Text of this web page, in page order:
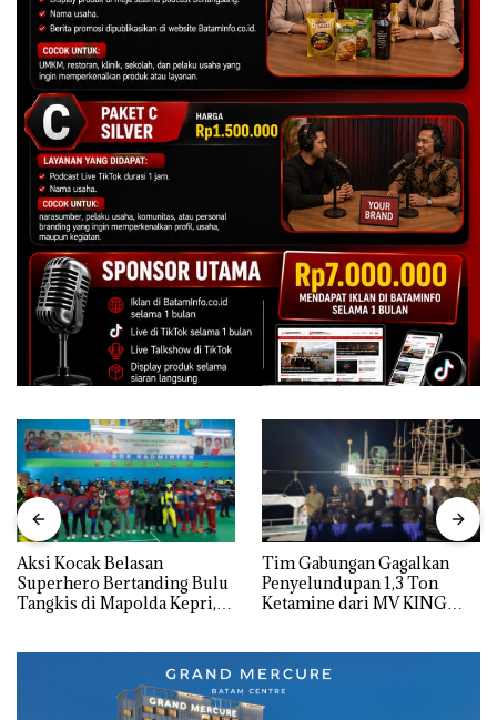
Aksi Kocak Belasan
Superhero Bertanding Bulu
Tangkis di Mapolda Kepri,
Tim Gabungan Gagalkan
Penyelundupan 1,3 Ton
Ketamine dari MV KING